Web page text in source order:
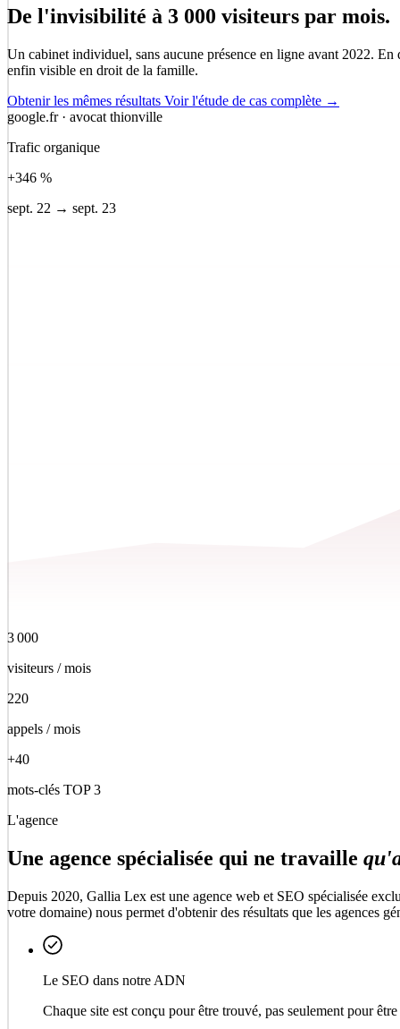
Logotype & déclinaisons
Papeterie & cartes
De l'invisibilité à 3 000 visiteurs par mois.
Un cabinet individuel, sans aucune présence en ligne avant 2022.
enfin visible en droit de la famille.
Obtenir les mêmes résultats Voir l'étude de cas complète →
google.fr · avocat thionville
Trafic organique
+346 %
sept. 22 → sept. 23
3 000
visiteurs / mois
220
appels / mois
+40
mots-clés TOP 3
L'agence
Une agence spécialisée qui ne travaille
Depuis 2020, Gallia Lex est une agence web et SEO spécialisée
votre domaine) nous permet d'obtenir des résultats que les agences
Le SEO dans notre ADN
Chaque site est conçu pour être trouvé, pas seulement pour être